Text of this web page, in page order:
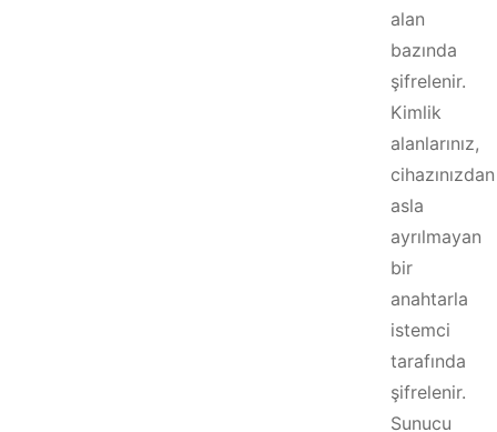
alan
bazında
şifrelenir.
Kimlik
alanlarınız,
cihazınızdan
asla
ayrılmayan
bir
anahtarla
istemci
tarafında
şifrelenir.
Sunucu